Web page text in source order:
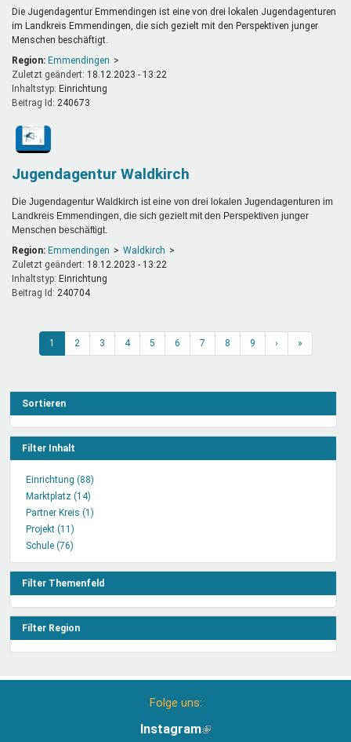
Die Jugendagentur Emmendingen ist eine von drei lokalen Jugendagenturen
im Landkreis Emmendingen, die sich gezielt mit den Perspektiven junger
Menschen beschäftigt.
Region: Emmendingen
Zuletzt geändert: 18.12.2023 - 13:22
Inhaltstyp:
einrichtung
Beitrag Id: 240673
Jugendagentur Waldkirch
Die Jugendagentur Waldkirch ist eine von drei lokalen Jugendagenturen im
Landkreis Emmendingen, die sich gezielt mit den Perspektiven junger
Menschen beschäftigt.
Region: Emmendingen
Waldkirch
Zuletzt geändert: 18.12.2023 - 13:22
Inhaltstyp:
einrichtung
Beitrag Id: 240704
1 2 3 4 5 6 7 8 9 › »
Sortieren
Filter Inhalt
Einrichtung (88)
Marktplatz (14)
Filter
Partner Kreis (1)
anwenden
Projekt (11)
anwenden
Schule (76)
Filter
anwenden
Filter Themenfeld
Filter Region
Folge uns:
Instagram(Link